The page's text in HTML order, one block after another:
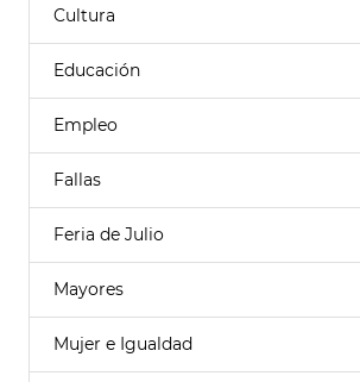
Cultura
Educación
Empleo
Fallas
Feria de Julio
Mayores
Mujer e Igualdad